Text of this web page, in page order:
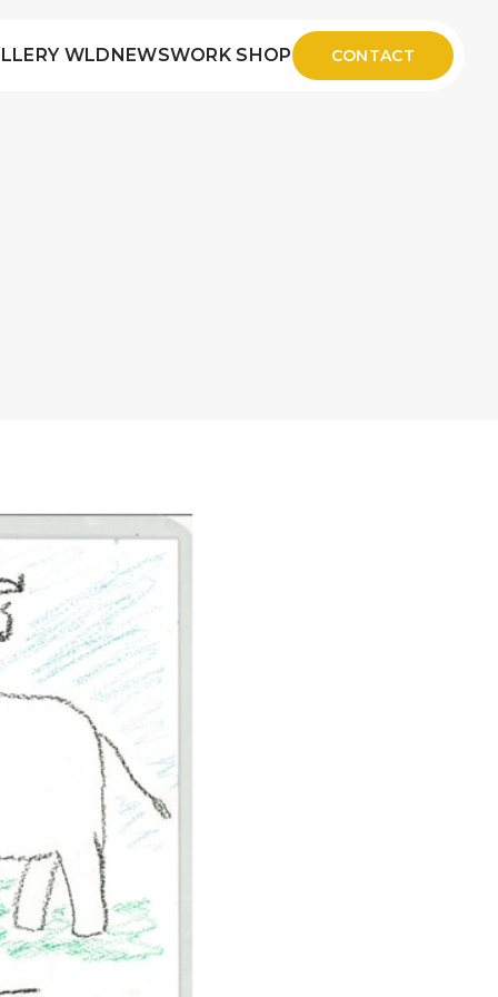
WLDNEWSWORK SHOP CONTACT